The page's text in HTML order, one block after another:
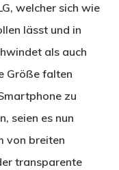
welcher sich wie
lässt und in
als auch
Größe falten
zu
seien es nun
von breiten
transparente